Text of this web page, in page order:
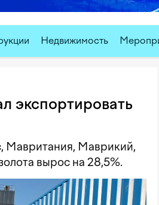
Недвижимость
экспортировать
Мавритания, Маврикий,
вырос на 28,5%.